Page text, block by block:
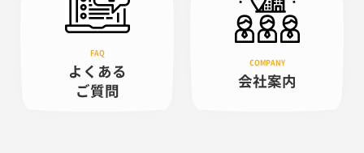
よくある
ご質問
会社案内